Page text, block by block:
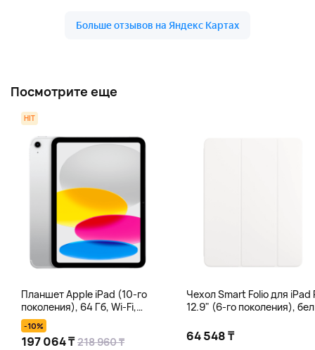
Посмотрите еще
HIT
Планшет Apple iPad (10-го
поколения), 64 Гб, Wi-Fi,
серебряный
-10%
197 064 ₸ 218 960 ₸
Чехол Smart Folio для iPad
12.9" (6-го поколения),
64 548 ₸